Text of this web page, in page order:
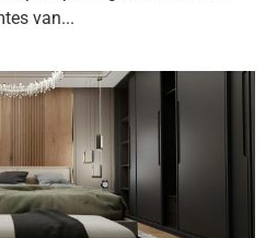
van...